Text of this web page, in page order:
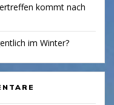
kommt nach
im Winter?